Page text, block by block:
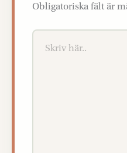
Obligatoriska fält är
här..